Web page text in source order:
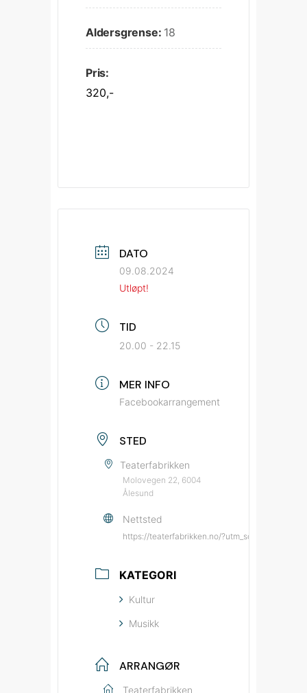
Aldersgrense: 18
Pris:
320,-
DATO
09.08.2024
Utløpt!
TID
20.00 - 22.15
MER INFO
Facebookarrangement
STED
Teaterfabrikken
Molovegen 22, 6004
Ålesund
Nettsted
https://teaterfabrikken.no/
KATEGORI
Kultur
Musikk
ARRANGØR
Teaterfabrikken